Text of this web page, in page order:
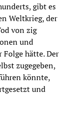
gibt es
Weltkrieg, der
von zig
und
hätte. Der
zugegeben,
könnte,
und